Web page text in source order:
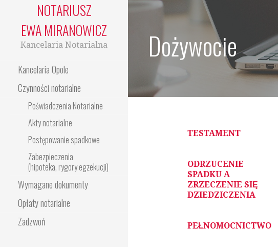
NOTARIUSZ
EWA MIRANOWICZ
Kancelaria Notarialna
Kancelaria Opole
Czynności notarialne
Poświadczenia Notarialne
Akty notarialne
Postępowanie spadkowe
Zabezpieczenia
(hipoteka, rygory egzekucji)
Wymagane dokumenty
Opłaty notarialne
Zadzwoń
Dożywocie
TESTAMENT
ODRZUCENIE
SPADKU A
ZRZECZENIE SIĘ
DZIEDZICZENIA
PEŁNOMOCNICTWO